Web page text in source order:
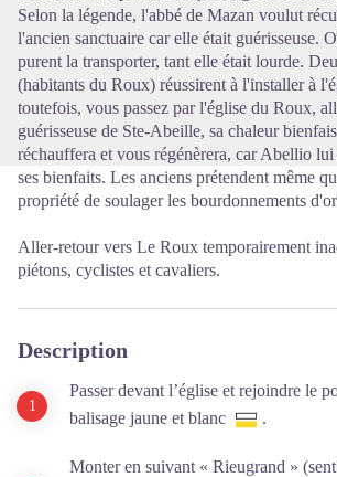
Selon la légende, l'abbé de Mazan voulut
l'ancien sanctuaire car elle était guérisseuse.
purent la transporter, tant elle était lourde.
(habitants du Roux) réussirent à l'installer à
toutefois, vous passez par l'église du Roux,
guérisseuse de Ste-Abeille, sa chaleur
réchauffera et vous régénèrera, car Abellio
ses bienfaits. Les anciens prétendent même
propriété de soulager les bourdonnements
Aller-retour vers Le Roux temporairement
piétons, cyclistes et cavaliers.
Description
Passer devant l’église et rejoindre le
balisage jaune et blanc
.
Monter en suivant « Rieugrand »